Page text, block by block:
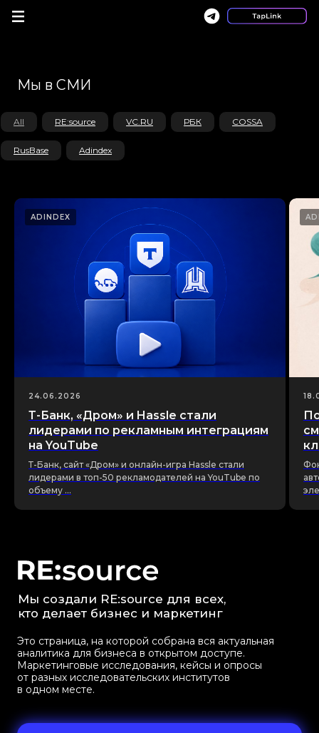
All RE:source VC.RU РБК COSSA
RusBase Adindex
ADINDEX
24.06.2026
Т-Банк, «Дром» и Hassle стали
лидерами по рекламным интеграциям
на YouTube
Т-Банк, сайт «Дром» и онлайн-игра Hassle стали
лидерами в топ-50 рекламодателей на YouTube по
объему ...
аналитика для бизнеса в открытом доступе.
Маркетинговые исследования, кейсы и опросы
от разных исследовательских институтов
в одном месте.
Новые отчеты каждый
день на телеграм-канале
Мы создали RE:source для всех,
кто делает бизнес и маркетинг